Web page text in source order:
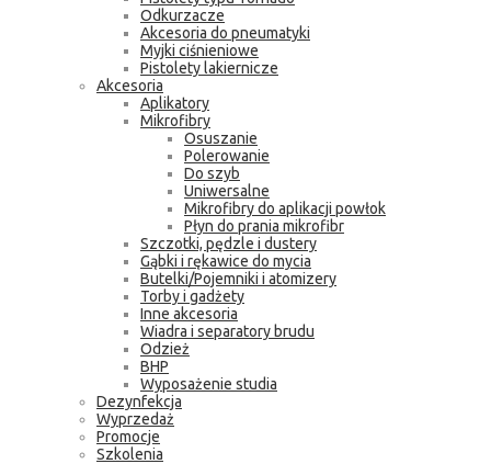
Odkurzacze
Akcesoria do pneumatyki
Myjki ciśnieniowe
Pistolety lakiernicze
Akcesoria
Aplikatory
Mikrofibry
Osuszanie
Polerowanie
Do szyb
Uniwersalne
Mikrofibry do aplikacji powłok
Płyn do prania mikrofibr
Szczotki, pędzle i dustery
Gąbki i rękawice do mycia
Butelki/Pojemniki i atomizery
Torby i gadżety
Inne akcesoria
Wiadra i separatory brudu
Odzież
BHP
Wyposażenie studia
Dezynfekcja
Wyprzedaż
Promocje
Szkolenia